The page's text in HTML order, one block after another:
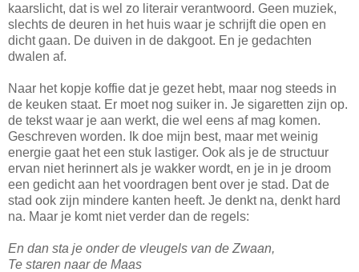
kaarslicht, dat is wel zo literair verantwoord. Geen muziek,
slechts de deuren in het huis waar je schrijft die open en
dicht gaan. De duiven in de dakgoot. En je gedachten
dwalen af.
Naar het kopje koffie dat je gezet hebt, maar nog steeds in
de keuken staat. Er moet nog suiker in. Je sigaretten zijn op.
de tekst waar je aan werkt, die wel eens af mag komen.
Geschreven worden. Ik doe mijn best, maar met weinig
energie gaat het een stuk lastiger. Ook als je de structuur
ervan niet herinnert als je wakker wordt, en je in je droom
een gedicht aan het voordragen bent over je stad. Dat de
stad ook zijn mindere kanten heeft. Je denkt na, denkt hard
na. Maar je komt niet verder dan de regels:
En dan sta je onder de vleugels van de Zwaan,
Te staren naar de Maas